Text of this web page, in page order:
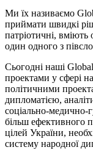
Ми їх називаємо
приймати швидкі
патріотичні,
один одного з
Сьогодні наші
проектами у сфері
політичними
дипломатією,
соціально-медично-
більш ефективного
цілей України,
систему народної